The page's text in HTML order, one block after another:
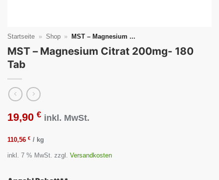
Startseite » Shop » MST – Magnesium ...
MST – Magnesium Citrat 200mg- 180
Tab
19,90 € inkl. MwSt.
110,56 € / kg
inkl. 7 % MwSt. zzgl. Versandkosten